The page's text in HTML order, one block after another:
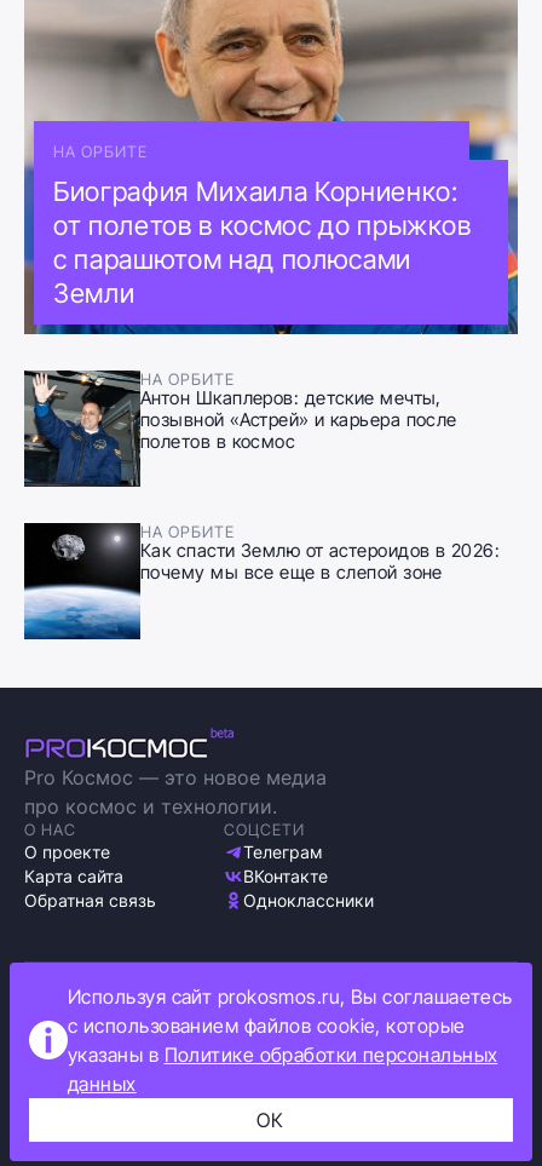
НА ОРБИТЕ
Биография Михаила Корниенко:
от полетов в космос до прыжков
с парашютом над полюсами
Земли
НА ОРБИТЕ
Антон Шкаплеров: детские мечты,
позывной «Астрей» и карьера после
полетов в космос
НА ОРБИТЕ
Как спасти Землю от астероидов в 2026:
почему мы все еще в слепой зоне
Pro Космос — это новое медиа
про космос и технологии.
О НАС
О проекте
Карта сайта
Обратная связь
СОЦСЕТИ
Телеграм
ВКонтакте
Одноклассники
Политика обработки персональных данных
Как мы используем cookie
Информация об ограничениях
Используя сайт prokosmos.ru, Вы соглашаетесь
с использованием файлов cookie, которые
указаны в Политике обработки персональных
данных
ОК